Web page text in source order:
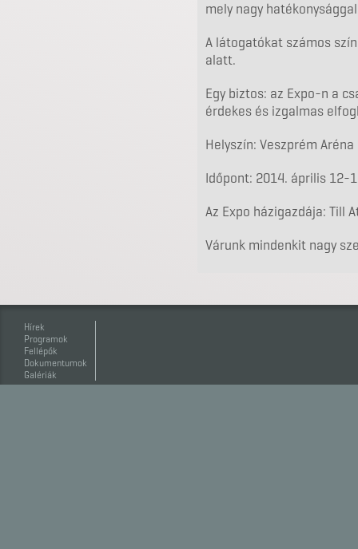
mely nagy
A látogatókat számos
alatt.
Egy biztos: az Expo-n a
érdekes és izgalmas
Helyszín: Veszprém Aréna
Időpont: 2014. április 12-
Az Expo házigazdája: Till
Várunk mindenkit nagy
Hírek
Programok
Fellépők
Dokumentumok
Galériák